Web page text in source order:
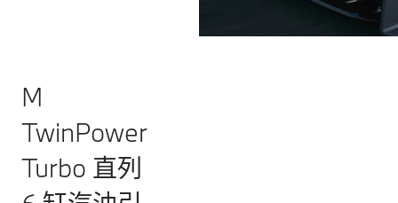
M
TwinPower
Turbo 直列